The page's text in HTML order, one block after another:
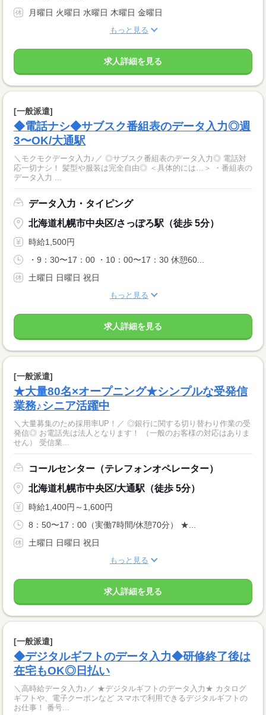
月曜日 火曜日 水曜日 木曜日 金曜日
もっと見る
求人詳細を見る
[一般派遣]
◆電話ナシ◆サブスク番組表のデータ入力◎週
3〜OK/大通駅
＼モクモクデータ入力♪／ ◎サブスク番組表のデータ入力◎ 電話対
応一切ナシ！ 髪型や服装は完全自由◎ ＜具体的には…＞ ・番組表の
データ入力 ...
データ入力・タイピング
北海道札幌市中央区/さっぽろ駅（徒歩 5分）
時給1,500円
・9：30〜17：00 ・10：00〜17：30 休憩60...
土曜日 日曜日 祝日
もっと見る
求人詳細を見る
[一般派遣]
★大量80名×オープニング★シンプルな受発信
業務♪シニア活躍中
＼大量募集のため採用率UP！／ ◎銀行に関する切り替わり作業の受
発信◎ お電話先は法人となります！ （一般のお客様の対応はありま
せん） 受信業...
コールセンター（テレフォンオペレーター）
北海道札幌市中央区/大通駅（徒歩 5分）
時給1,400円～1,600円
8：50〜17：00（実働7時間/休憩70分） ★...
土曜日 日曜日 祝日
もっと見る
求人詳細を見る
[一般派遣]
◆デジタルギフトのデータ入力◆研修終了後は
在宅もOK◎日払い
＼高時給データ入力♪／ ★デジタルギフトのデータ入力★ カタログ
ギフトや、電子クーポンなど スマホで利用できるデジタルギフトの
お仕事！ 番号...